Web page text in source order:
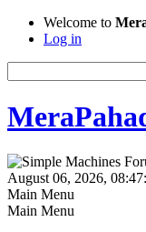
Welcome to
Log in
August 06, 2026,
Main Menu
Main Menu